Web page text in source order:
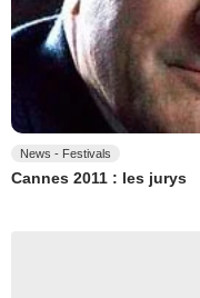
News - Festivals
Cannes 2011 : les jurys